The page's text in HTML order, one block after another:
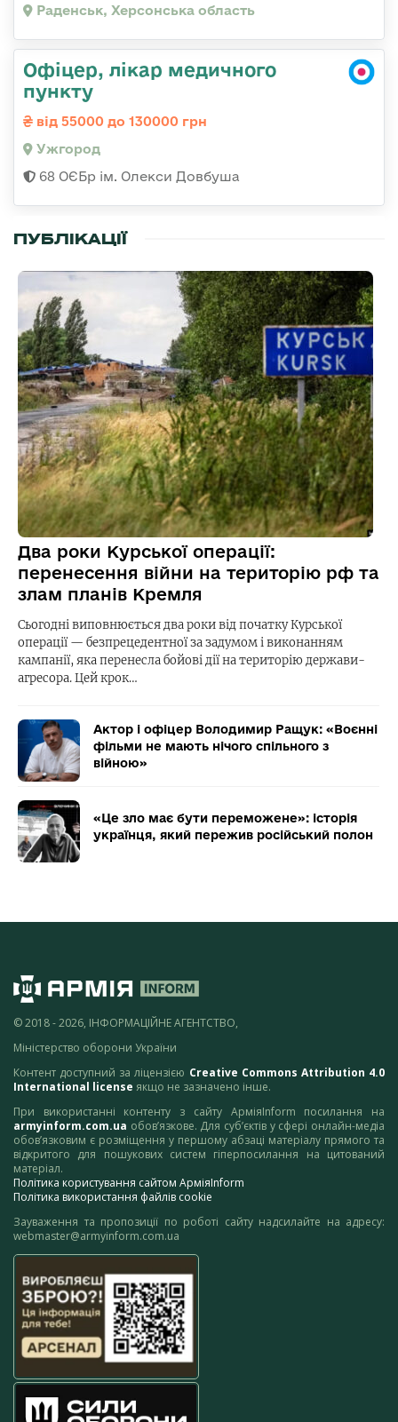
Раденськ, Херсонська область
Офіцер, лікар медичного
пункту
від 55000 до 130000 грн
Ужгород
68 ОЄБр ім. Олекси Довбуша
ПУБЛІКАЦІЇ
Два роки Курської операції:
перенесення війни на територію рф та
злам планів Кремля
Сьогодні виповнюється два роки від початку Курської
операції — безпрецедентної за задумом і виконанням
кампанії, яка перенесла бойові дії на територію держави-
агресора. Цей крок…
Актор і офіцер Володимир Ращук: «Воєнні
фільми не мають нічого спільного з
війною»
«Це зло має бути переможене»: історія
українця, який пережив російський полон
© 2018 - 2026, ІНФОРМАЦІЙНЕ АГЕНТСТВО,
Міністерство оборони України
Контент доступний за ліцензією Creative Commons Attribution 4.0
International license якщо не зазначено інше.
При використанні контенту з сайту АрміяInform посилання на
armyinform.com.ua обов’язкове. Для суб’єктів у сфері онлайн-медіа
обов’язковим є розміщення у першому абзаці матеріалу прямого та
відкритого для пошукових систем гіперпосилання на цитований
матеріал.
Політика користування сайтом АрміяInform
Політика використання файлів cookie
Зауваження та пропозиції по роботі сайту надсилайте на адресу:
webmaster@armyinform.com.ua